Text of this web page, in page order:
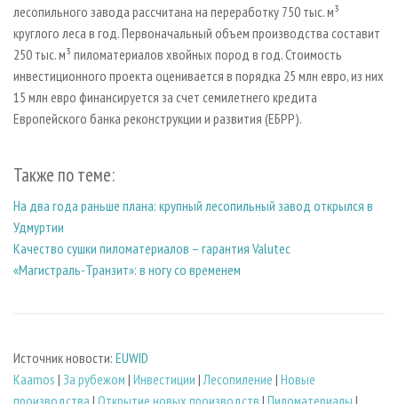
лесопильного завода рассчитана на переработку 750 тыс. м³
круглого леса в год. Первоначальный объем производства составит
250 тыс. м³ пиломатериалов хвойных пород в год. Стоимость
инвестиционного проекта оценивается в порядка 25 млн евро, из них
15 млн евро финансируется за счет семилетнего кредита
Европейского банка реконструкции и развития (ЕБРР).
Также по теме:
На два года раньше плана: крупный лесопильный завод открылся в
Удмуртии
Качество сушки пиломатериалов – гарантия Valutec
«Магистраль-Транзит»: в ногу со временем
Источник новости: EUWID
Kaamos | За рубежом | Инвестиции | Лесопиление | Новые
производства | Открытие новых производств | Пиломатериалы |